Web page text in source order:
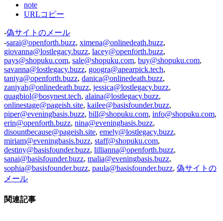
note
URLコピー
-偽サイトのメール
-sarai@openforth.buzz, ximena@onlinedeath.buzz,
giovanna@lostlegacy.buzz, lacey@openforth.buzz,
pays@shopuku.com, sale@shopuku.com, buy@shopuku.com,
savanna@lostlegacy.buzz, googra@apearpick.tech,
taniya@openforth.buzz, danica@onlinedeath.buzz,
zaniyah@onlinedeath.buzz, jessica@lostlegacy.buzz,
quagbiol@bosynest.tech, alaina@lostlegacy.buzz,
onlinestage@pageish.site, kailee@basisfounder.buzz,
piper@eveningbasis.buzz, bill@shopuku.com, info@shopuku.com,
erin@openforth.buzz, nina@eveningbasis.buzz,
disountbecause@pageish.site, emely@lostlegacy.buzz,
miriam@eveningbasis.buzz, staff@shopuku.com,
destiny@basisfounder.buzz, lillianna@openforth.buzz,
sanai@basisfounder.buzz, malia@eveningbasis.buzz,
sophia@basisfounder.buzz, paula@basisfounder.buzz, 偽サイトの
メール
関連記事